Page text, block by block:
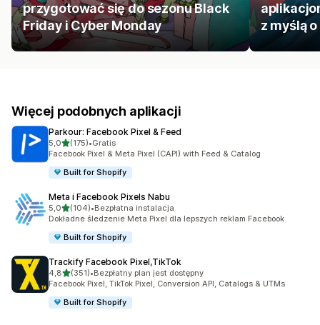
przygotować się do sezonu Black
Friday i Cyber Monday
z myślą
Więcej podobnych aplikacji
Parkour: Facebook Pixel & Feed
5,0na 5 gwiazdek
(175)
Łączna liczba recenzji: 175
•Gratis
Facebook Pixel & Meta Pixel (CAPI) with Feed & Catalog
Built for Shopify
Meta i Facebook Pixels Nabu
5,0na 5 gwiazdek
(104)
Łączna liczba recenzji: 104
•Bezpłatna instalacja
Dokładne śledzenie Meta Pixel dla lepszych reklam Facebook
Built for Shopify
Trackify Facebook Pixel,TikTok
4,8na 5 gwiazdek
(351)
Łączna liczba recenzji: 351
•Bezpłatny plan jest dostępny
Facebook Pixel, TikTok Pixel, Conversion API, Catalogs & UTMs
Built for Shopify